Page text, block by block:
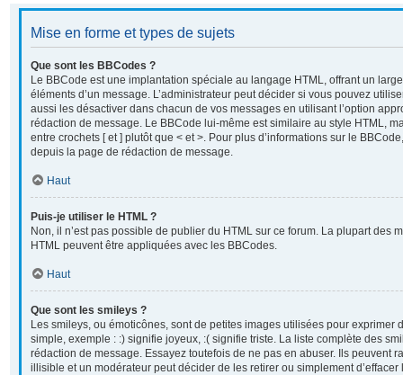
Mise en forme et types de sujets
Que sont les BBCodes ?
Le BBCode est une implantation spéciale au langage HTML, offrant un
éléments d’un message. L’administrateur peut décider si vous pouvez
aussi les désactiver dans chacun de vos messages en utilisant l’option
rédaction de message. Le BBCode lui-même est similaire au style HTML,
entre crochets [ et ] plutôt que < et >. Pour plus d’informations sur le
depuis la page de rédaction de message.
Haut
Puis-je utiliser le HTML ?
Non, il n’est pas possible de publier du HTML sur ce forum. La plupart des
HTML peuvent être appliquées avec les BBCodes.
Haut
Que sont les smileys ?
Les smileys, ou émoticônes, sont de petites images utilisées pour exprimer
simple, exemple : :) signifie joyeux, :( signifie triste. La liste complète des
rédaction de message. Essayez toutefois de ne pas en abuser. Ils peuvent
illisible et un modérateur peut décider de les retirer ou simplement d’effacer